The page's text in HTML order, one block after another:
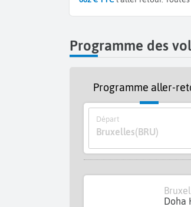
Programme des
Programme aller-
Départ
Bruxelles(BRU)
Doha